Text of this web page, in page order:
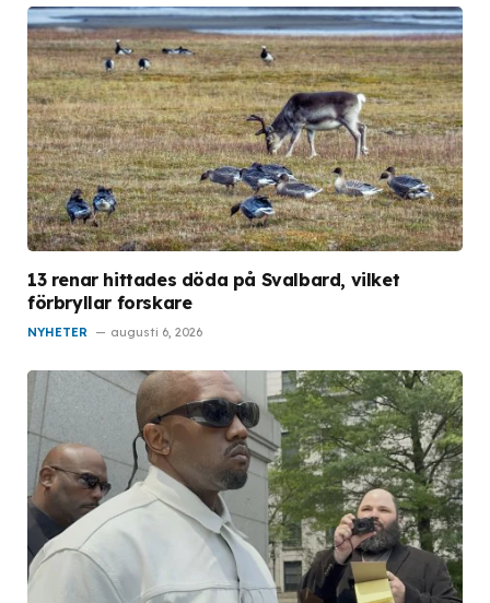
13 renar hittades döda på Svalbard, vilket
förbryllar forskare
NYHETER augusti 6, 2026